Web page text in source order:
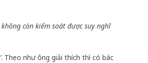
còn kiểm soát được suy nghĩ
. Theo như ông giải thích thì có bác